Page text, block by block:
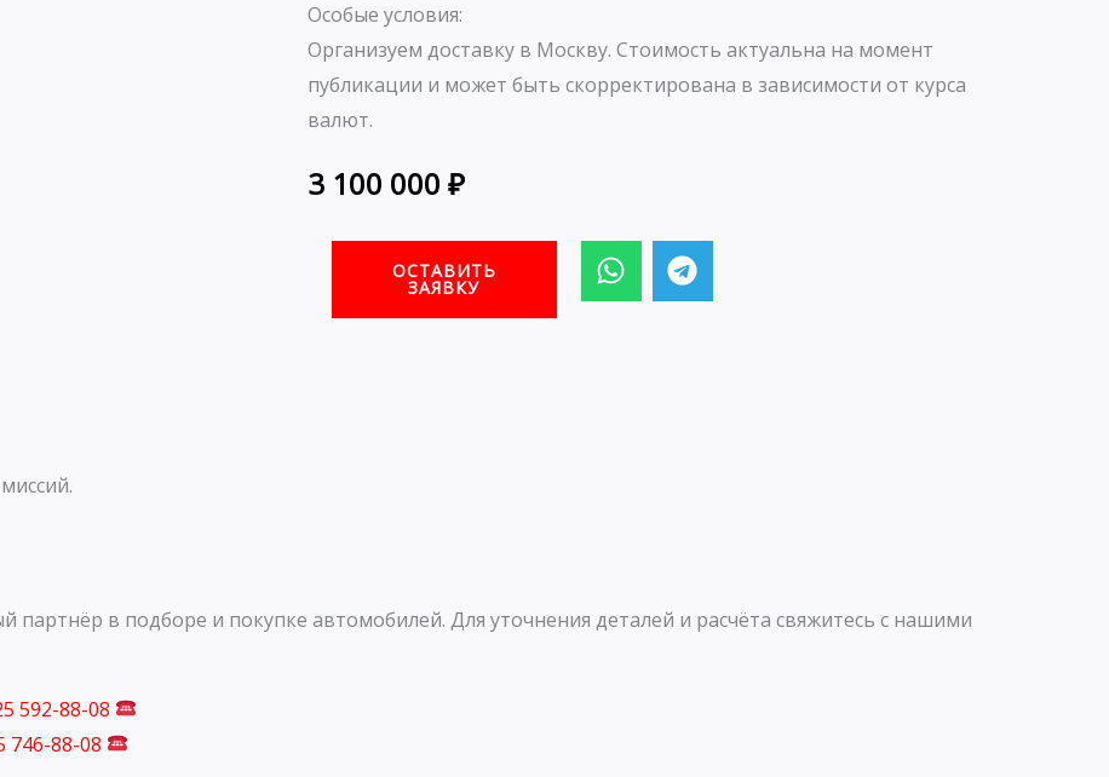
Особые условия:
Организуем доставку в Москву. Стоимость актуальна на момент
публикации и может быть скорректирована в зависимости от курса
валют.
3 100 000 ₽
ОСТАВИТЬ
ЗАЯВКУ
W
h
a
T
e
l
в подборе и покупке автомобилей. Для уточнения деталей и расчёта свяжитесь с нашими
592-88-08
746-88-08